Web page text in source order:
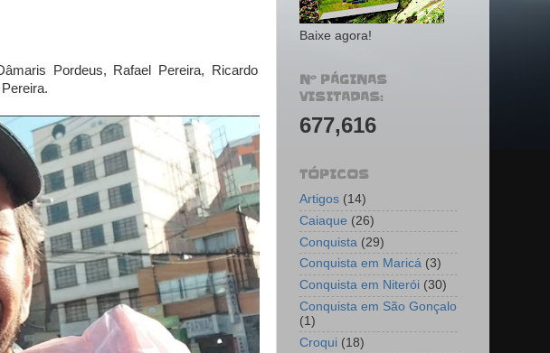
Pordeus, Rafael Pereira, Ricardo
Baixe agora!
Nº PÁGINAS
VISITADAS:
677,616
TÓPICOS
Artigos (14)
Caiaque (26)
Conquista (29)
Conquista em Maricá (3)
Conquista em Niterói (30)
Conquista em São Gonçalo
(1)
Croqui (18)